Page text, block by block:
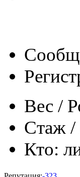
Вес /
Стаж /
Кто: